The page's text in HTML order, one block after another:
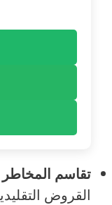
تقاسم المخاطر
القروض